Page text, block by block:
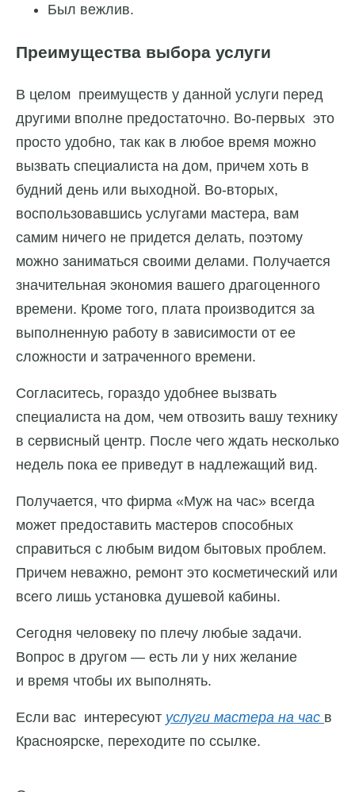
Был вежлив.
Преимущества выбора услуги
В целом преимуществ у данной услуги перед
другими вполне предостаточно. Во-первых это
просто удобно, так как в любое время можно
вызвать специалиста на дом, причем хоть в
будний день или выходной. Во-вторых,
воспользовавшись услугами мастера, вам
самим ничего не придется делать, поэтому
можно заниматься своими делами. Получается
значительная экономия вашего драгоценного
времени. Кроме того, плата производится за
выполненную работу в зависимости от ее
сложности и затраченного времени.
Согласитесь, гораздо удобнее вызвать
специалиста на дом, чем отвозить вашу технику
в сервисный центр. После чего ждать несколько
недель пока ее приведут в надлежащий вид.
Получается, что фирма «Муж на час» всегда
может предоставить мастеров способных
справиться с любым видом бытовых проблем.
Причем неважно, ремонт это косметический или
всего лишь установка душевой кабины.
Сегодня человеку по плечу любые задачи.
Вопрос в другом — есть ли у них желание
и время чтобы их выполнять.
Если вас интересуют услуги мастера на час в
Красноярске, переходите по ссылке.